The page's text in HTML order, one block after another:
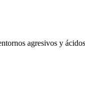
agresivos y ácidos